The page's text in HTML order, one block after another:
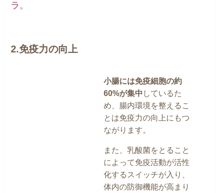
ラ 。
2.免疫力の向上
小腸には免疫細胞の約
60%が集中 しているた
め、腸内環境を整えるこ
とは免疫力の向上にもつ
ながります。
また、乳酸菌をとること
によって免疫活動が活性
化するスイッチが入り、
体内の防御機能が高まり